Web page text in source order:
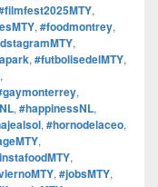
,
, #foodmontrey,
,
, #futbolisedelMTY,
,
,
, #happinessNL,
, #hornodelaceo,
,
,
, #jobsMTY,